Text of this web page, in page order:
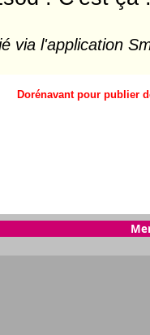
via l'application
Dorénavant pour publier